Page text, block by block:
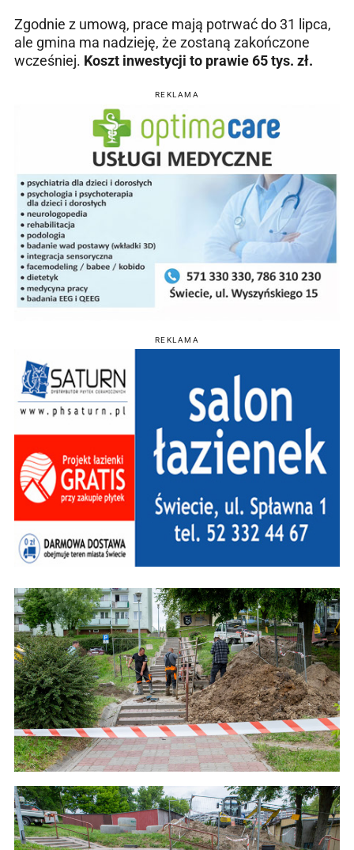
Zgodnie z umową, prace mają potrwać do 31 lipca,
ale gmina ma nadzieję, że zostaną zakończone
wcześniej. Koszt inwestycji to prawie 65 tys. zł.
REKLAMA
REKLAMA